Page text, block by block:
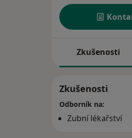
Zkušenosti
Zkušenosti
Odborník na:
Zubní lékařství